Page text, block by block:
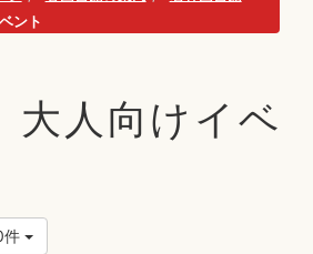
ント
大人向けイベ
件